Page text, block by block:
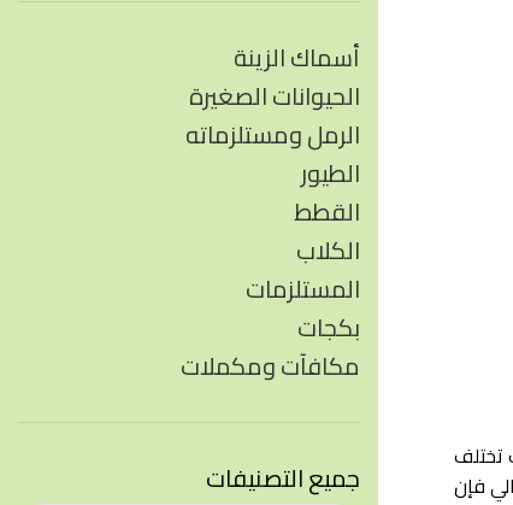
تختلف
فإن
أسماك الزينة
الحيوانات الصغيرة
الرمل ومستلزماته
الطيور
القطط
الكلاب
المستلزمات
بكجات
مكافآت ومكملات
جميع التصنيفات